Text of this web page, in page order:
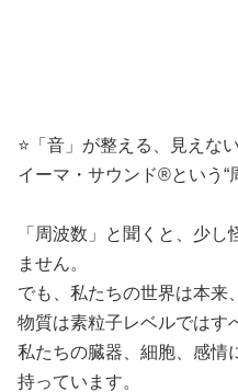
⭐️「音」が整える、見えな
イーマ・サウンド®という“
「周波数」と聞くと、少
ません。
でも、私たちの世界は本来
物質は素粒子レベルではす
私たちの臓器、細胞、感情
持っています。